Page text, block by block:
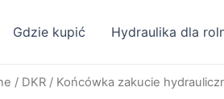
Gdzie kupić Hydraulika dla
/ DKR / Końcówka zakucie